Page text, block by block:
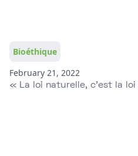
Bioéthique
February 21, 2022
« La loi naturelle, c’est la